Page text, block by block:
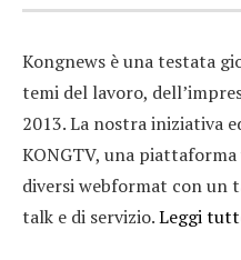
Kongnews è una testata
temi del lavoro,
2013. La nostra iniziativa
KONGTV, una
diversi webformat con un
talk e di servizio.Leggi